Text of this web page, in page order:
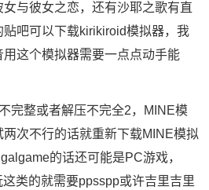
与彼女之恋，还有沙耶之歌有直
吧可以下载kirikiroid模拟器，我
这个模拟器需要一点点动手能
完整或者解压不完全2，MINE模
次不行的话就重新下载MINE模拟
的话还可能是PC游戏，
类的就需要ppsspp或许吉里吉里